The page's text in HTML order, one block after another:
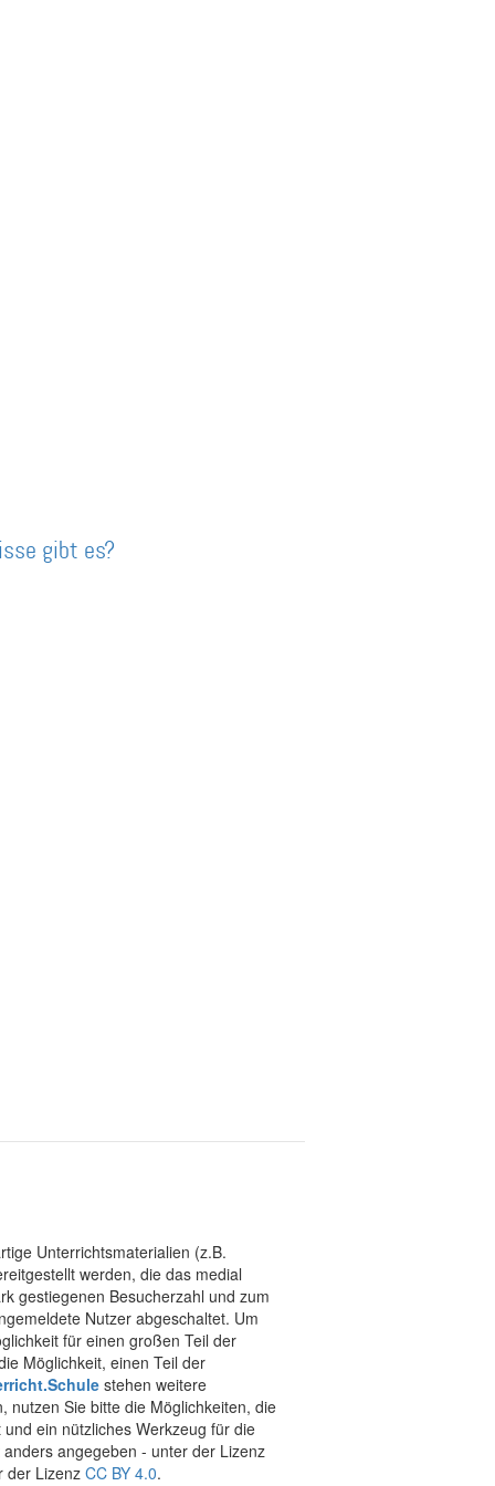
gibt es?
Unterrichtsmaterialien (z.B.
werden, die das medial
gestiegenen Besucherzahl und zum
Nutzer abgeschaltet. Um
für einen großen Teil der
Möglichkeit, einen Teil der
stehen weitere
nutzen Sie bitte die Möglichkeiten, die
ein nützliches Werkzeug für die
angegeben - unter der Lizenz
der Lizenz CC BY 4.0.